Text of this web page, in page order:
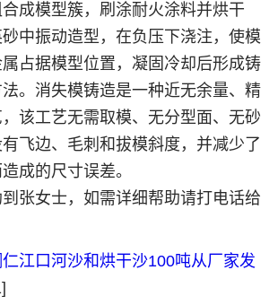
成模型簇，刷涂耐火涂料并烘干
中振动造型，在负压下浇注，使模
占据模型位置，凝固冷却后形成铸
。消失模铸造是一种近无余量、精
该工艺无需取模、无分型面、无砂
飞边、毛刺和拔模斜度，并减少了
成的尺寸误差。
张女士，如需详细帮助请打电话给
江口河沙和烘干沙100吨从厂家发